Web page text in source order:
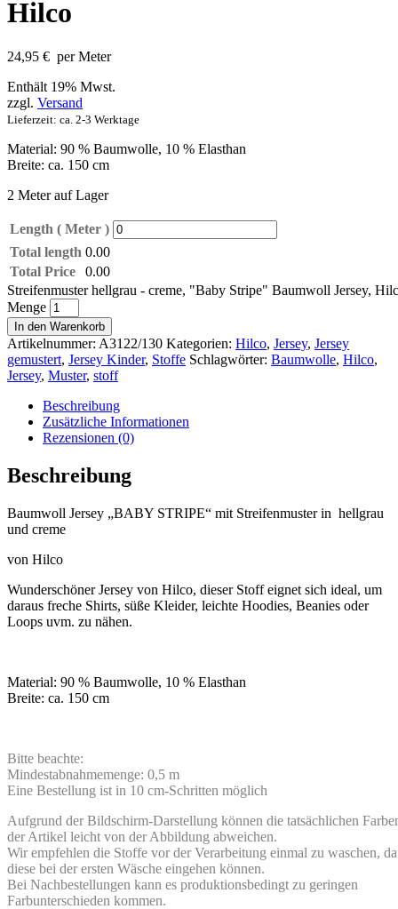
Hilco
24,95 € per Meter
Enthält 19% Mwst.
zzgl. Versand
Lieferzeit: ca. 2-3 Werktage
Material: 90 % Baumwolle, 10 % Elasthan
Breite: ca. 150 cm
2 Meter auf Lager
Length ( Meter )
Total length 0.00
Total Price
0.00
Streifenmuster hellgrau - creme, "Baby Stripe" Baumwoll Jersey,
Menge
In den Warenkorb
Artikelnummer: A3122/130 Kategorien: Hilco, Jersey, Jersey
gemustert, Jersey Kinder, Stoffe Schlagwörter: Baumwolle, Hilco,
Jersey, Muster, stoff
Beschreibung
Zusätzliche Informationen
Rezensionen (0)
Beschreibung
Baumwoll Jersey „BABY STRIPE“ mit Streifenmuster in hellgrau
und creme
von Hilco
Wunderschöner Jersey von Hilco, dieser Stoff eignet sich ideal, um
daraus freche Shirts, süße Kleider, leichte Hoodies, Beanies oder
Loops uvm. zu nähen.
Material: 90 % Baumwolle, 10 % Elasthan
Breite: ca. 150 cm
Bitte beachte:
Mindestabnahmemenge: 0,5 m
Eine Bestellung ist in 10 cm-Schritten möglich
Aufgrund der Bildschirm-Darstellung können die tatsächlichen
der Artikel leicht von der Abbildung abweichen.
Wir empfehlen die Stoffe vor der Verarbeitung einmal zu waschen, da
diese bei der ersten Wäsche eingehen können.
Bei Nachbestellungen kann es produktionsbedingt zu geringen
Farbunterschieden kommen.